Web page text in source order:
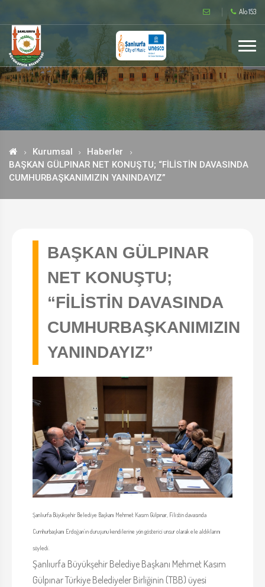
Alo 153
Kurumsal
Haberler
BAŞKAN GÜLPINAR NET KONUŞTU; “FİLİSTİN DAVASINDA
CUMHURBAŞKANIMIZIN YANINDAYIZ”
BAŞKAN GÜLPINAR
NET KONUŞTU;
“FİLİSTİN DAVASINDA
CUMHURBAŞKANIMIZIN
YANINDAYIZ”
Şanlıurfa Büyükşehir Belediye Başkanı Mehmet Kasım Gülpınar, Filistin davasında
Cumhurbaşkanı Erdoğan’ın duruşunu kendilerine yön gösterici unsur olarak ele aldıklarını
söyledi.
Şanlıurfa Büyükşehir Belediye Başkanı Mehmet Kasım
Gülpınar Türkiye Belediyeler Birliğinin (TBB) üyesi